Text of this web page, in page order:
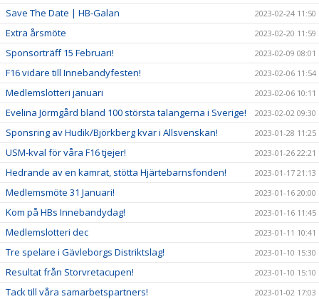
Save The Date | HB-Galan 2023-02-24 11:50
Extra årsmöte 2023-02-20 11:59
Sponsorträff 15 Februari! 2023-02-09 08:01
F16 vidare till Innebandyfesten! 2023-02-06 11:54
Medlemslotteri januari 2023-02-06 10:11
Evelina Jörmgård bland 100 största talangerna i Sverige! 2023-02-02 09:30
Sponsring av Hudik/Björkberg kvar i Allsvenskan! 2023-01-28 11:25
USM-kval för våra F16 tjejer! 2023-01-26 22:21
Hedrande av en kamrat, stötta Hjärtebarnsfonden! 2023-01-17 21:13
Medlemsmöte 31 Januari! 2023-01-16 20:00
Kom på HBs Innebandydag! 2023-01-16 11:45
Medlemslotteri dec 2023-01-11 10:41
Tre spelare i Gävleborgs Distriktslag! 2023-01-10 15:30
Resultat från Storvretacupen! 2023-01-10 15:10
Tack till våra samarbetspartners! 2023-01-02 17:03